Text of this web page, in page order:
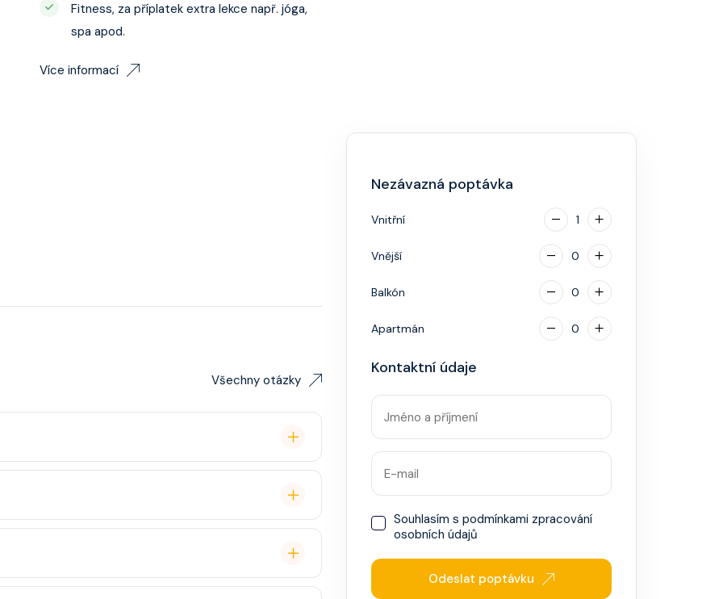
Fitness, za příplatek extra lekce např. jóga,
spa apod.
Více informací
Všechny otázky
Nezávazná poptávka
Vnitřní 1
Vnější 0
Balkón 0
Apartmán 0
Kontaktní údaje
Souhlasím spodmínkami zpracování
osobních údajů
Odeslat poptávku